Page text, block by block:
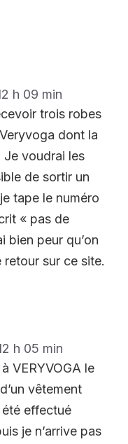
h 09 min
trois robes
dont la
Je voudrai les
de sortir un
tape le numéro
« pas de
bien peur qu’on
sur ce site.
h 05 min
VERYVOGA le
vêtement
été effectué
je n’arrive pas